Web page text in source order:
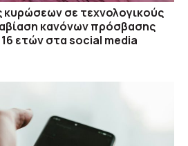
κυρώσεων σε τεχνολογικούς
κανόνων πρόσβασης
ετών στα social media